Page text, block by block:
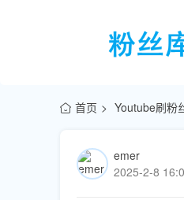
首页 Youtube刷粉
emer
2025-2-8